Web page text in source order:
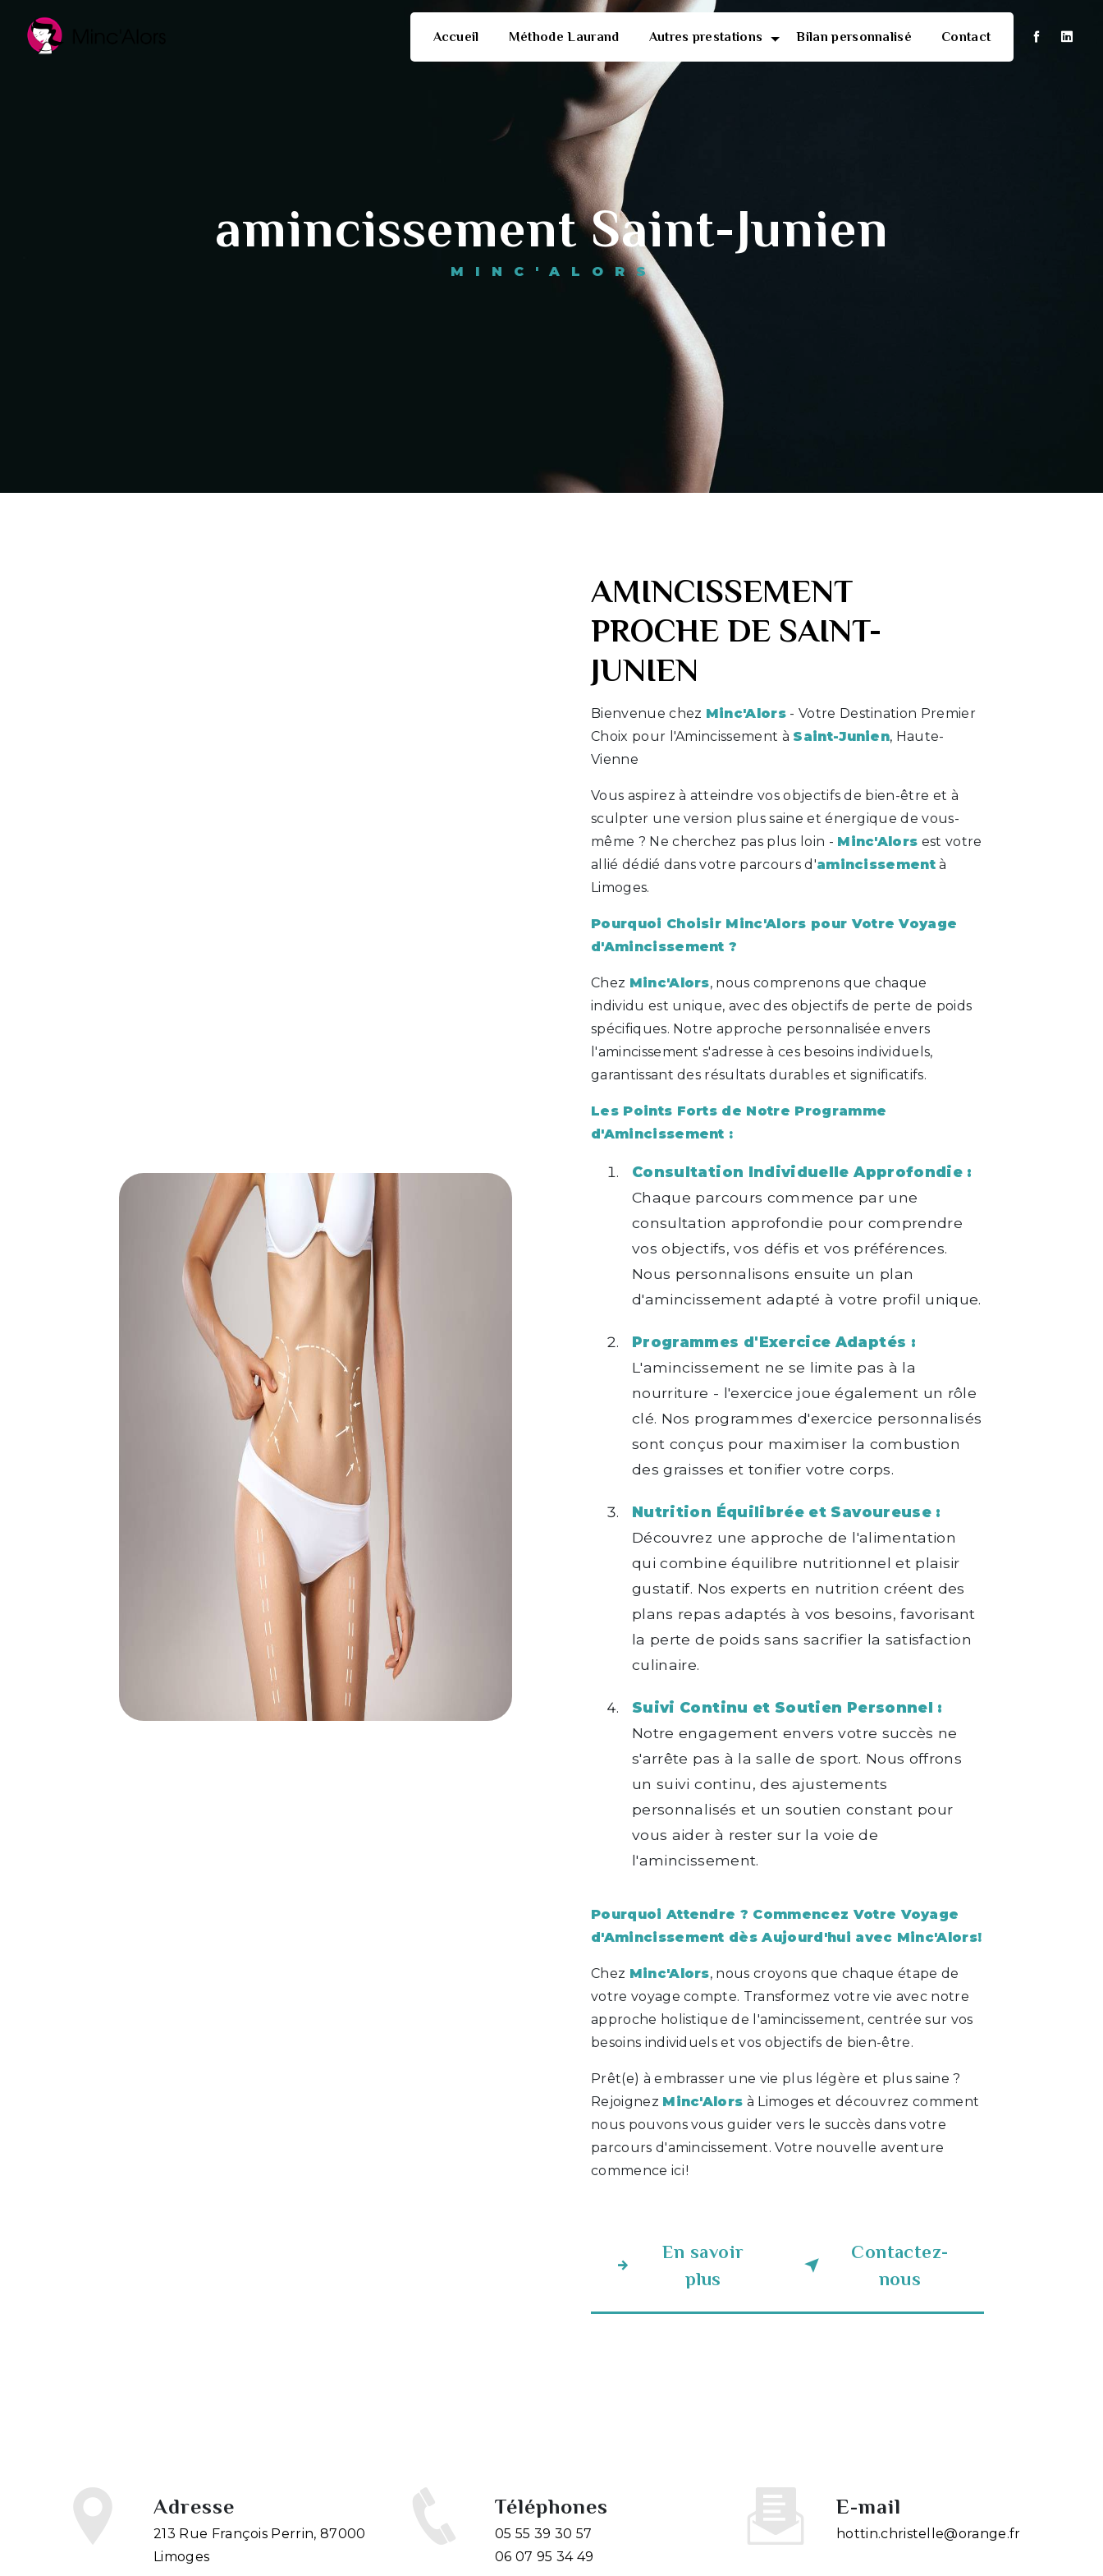
Accueil Méthode Laurand Autres prestations Bilan personnalisé Contact
amincissement Saint-Junien
MINC'ALORS
AMINCISSEMENT
PROCHE DE SAINT-
JUNIEN
Bienvenue chez Minc'Alors - Votre Destination Premier
Choix pour l'Amincissement à Saint-Junien, Haute-
Vienne
Vous aspirez à atteindre vos objectifs de bien-être et à
sculpter une version plus saine et énergique de vous-
même ? Ne cherchez pas plus loin - Minc'Alors est votre
allié dédié dans votre parcours d'amincissement à
Limoges.
Pourquoi Choisir Minc'Alors pour Votre Voyage
d'Amincissement ?
Chez Minc'Alors, nous comprenons que chaque
individu est unique, avec des objectifs de perte de poids
spécifiques. Notre approche personnalisée envers
l'amincissement s'adresse à ces besoins individuels,
garantissant des résultats durables et significatifs.
Les Points Forts de Notre Programme
d'Amincissement :
Consultation Individuelle Approfondie :
Chaque parcours commence par une
consultation approfondie pour comprendre
vos objectifs, vos défis et vos préférences.
Nous personnalisons ensuite un plan
d'amincissement adapté à votre profil unique.
Programmes d'Exercice Adaptés :
L'amincissement ne se limite pas à la
nourriture - l'exercice joue également un rôle
clé. Nos programmes d'exercice personnalisés
sont conçus pour maximiser la combustion
des graisses et tonifier votre corps.
Nutrition Équilibrée et Savoureuse :
Découvrez une approche de l'alimentation
qui combine équilibre nutritionnel et plaisir
gustatif. Nos experts en nutrition créent des
plans repas adaptés à vos besoins, favorisant
la perte de poids sans sacrifier la satisfaction
culinaire.
Suivi Continu et Soutien Personnel :
Notre engagement envers votre succès ne
s'arrête pas à la salle de sport. Nous offrons
un suivi continu, des ajustements
personnalisés et un soutien constant pour
vous aider à rester sur la voie de
l'amincissement.
Pourquoi Attendre ? Commencez Votre Voyage
d'Amincissement dès Aujourd'hui avec Minc'Alors!
Chez Minc'Alors, nous croyons que chaque étape de
votre voyage compte. Transformez votre vie avec notre
approche holistique de l'amincissement, centrée sur vos
besoins individuels et vos objectifs de bien-être.
Prêt(e) à embrasser une vie plus légère et plus saine ?
Rejoignez Minc'Alors à Limoges et découvrez comment
nous pouvons vous guider vers le succès dans votre
parcours d'amincissement. Votre nouvelle aventure
commence ici !
En savoir
plus
Contactez-
nous
Adresse
213 Rue François Perrin, 87000
Limoges
Téléphones
05 55 39 30 57
06 07 95 34 49
E-mail
hottin.christelle@orange.fr